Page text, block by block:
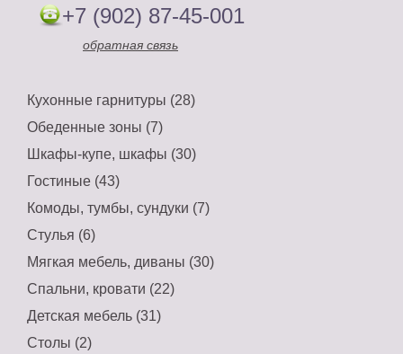
+7 (902) 87-45-001
обратная связь
Кухонные гарнитуры (28)
Обеденные зоны (7)
Шкафы-купе, шкафы (30)
Гостиные (43)
Комоды, тумбы, сундуки (7)
Стулья (6)
Мягкая мебель, диваны (30)
Спальни, кровати (22)
Детская мебель (31)
Столы (2)